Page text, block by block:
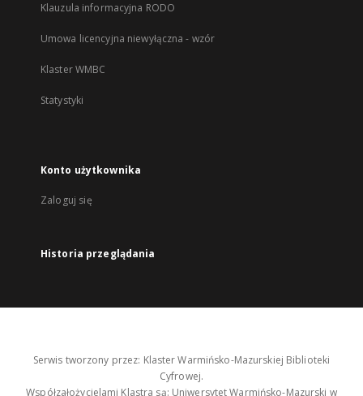
Klauzula informacyjna RODO
Umowa licencyjna niewyłączna - wzór
Klaster WMBC
Statystyki
Konto użytkownika
Zaloguj się
Historia przeglądania
Serwis tworzony przez: Klaster Warmińsko-Mazurskiej Biblioteki
Cyfrowej.
Współzałożycielami Klastra są: Uniwersytet Warmińsko-Mazurski w